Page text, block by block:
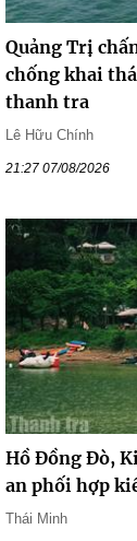
Quảng Trị
chống khai
thanh tra
Lê Hữu Chính
21:27 07/08/2026
Hồ Đồng Đò,
an phối hợp
Thái Minh